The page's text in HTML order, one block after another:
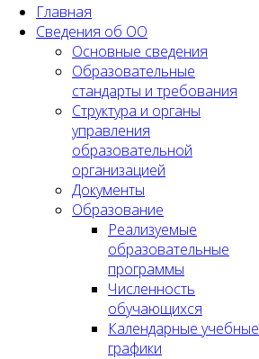
Главная
Сведения об ОО
Основные сведения
Образовательные
стандарты и требования
Структура и органы
управления
образовательной
организацией
Документы
Образование
Реализуемые
образовательные
программы
Численность
обучающихся
Календарные учебные
графики